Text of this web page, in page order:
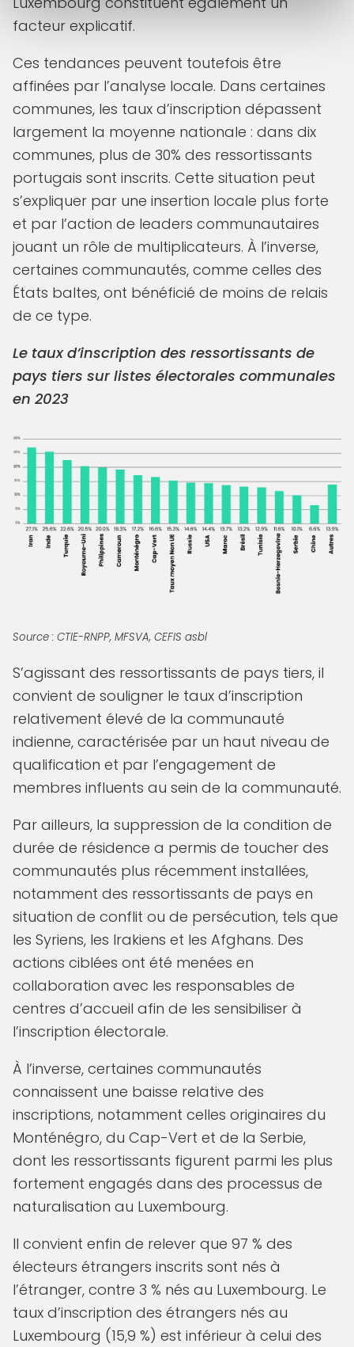
facteur explicatif.
Ces tendances peuvent toutefois être
affinées par l’analyse locale. Dans certaines
communes, les taux d’inscription dépassent
largement la moyenne nationale : dans dix
communes, plus de 30% des ressortissants
portugais sont inscrits. Cette situation peut
s’expliquer par une insertion locale plus forte
et par l’action de leaders communautaires
jouant un rôle de multiplicateurs. À l’inverse,
certaines communautés, comme celles des
États baltes, ont bénéficié de moins de relais
de ce type.
Le taux d’inscription des ressortissants de
pays tiers sur listes électorales communales
en 2023
Source : CTIE-RNPP, MFSVA, CEFIS asbl
S’agissant des ressortissants de pays tiers, il
convient de souligner le taux d’inscription
relativement élevé de la communauté
indienne, caractérisée par un haut niveau de
qualification et par l’engagement de
membres influents au sein de la communauté.
Par ailleurs, la suppression de la condition de
durée de résidence a permis de toucher des
communautés plus récemment installées,
notamment des ressortissants de pays en
situation de conflit ou de persécution, tels que
les Syriens, les Irakiens et les Afghans. Des
actions ciblées ont été menées en
collaboration avec les responsables de
centres d’accueil afin de les sensibiliser à
l’inscription électorale.
À l’inverse, certaines communautés
connaissent une baisse relative des
inscriptions, notamment celles originaires du
Monténégro, du Cap-Vert et de la Serbie,
dont les ressortissants figurent parmi les plus
fortement engagés dans des processus de
naturalisation au Luxembourg.
Il convient enfin de relever que 97 % des
électeurs étrangers inscrits sont nés à
l’étranger, contre 3 % nés au Luxembourg. Le
taux d’inscription des étrangers nés au
Luxembourg (15,9 %) est inférieur à celui des